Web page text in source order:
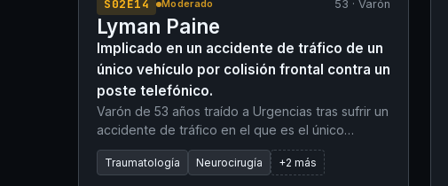
S02E14 Moderado 53 · Varón
Lyman Paine
Implicado en un accidente de tráfico de un
único vehículo por colisión frontal contra un
poste telefónico.
Varón de 53 años traído a Urgencias tras sufrir un
accidente de tráfico en el que es el único
vehículo implicado. Impactó frontalmente contra
un poste telefónico. Se desplegaron los airbags.
Traumatología Neurocirugía +2 más